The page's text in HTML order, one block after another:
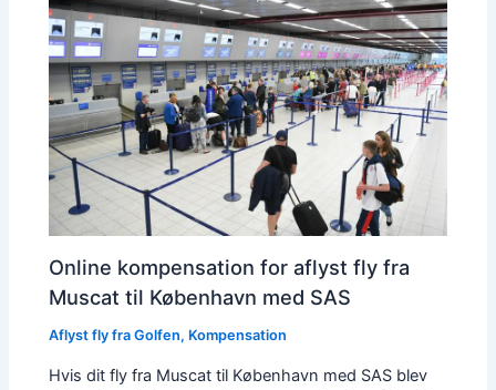
Online kompensation for aflyst fly fra
Muscat til København med SAS
Aflyst fly fra Golfen, Kompensation
Hvis dit fly fra Muscat til København med SAS blev